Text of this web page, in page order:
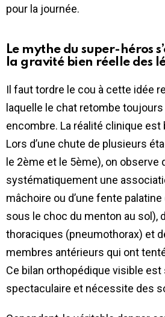
pour la journée.
Le mythe du super-héros
la gravité bien réelle des
Il faut tordre le cou à cette idée
laquelle le chat retombe
encombre. La réalité clinique est
Lors d’une chute de plusieurs
le 2ème et le 5ème), on observe
systématiquement une
mâchoire ou d’une fente palatine
sous le choc du menton au sol),
thoraciques (pneumothorax) et
membres antérieurs qui ont tenté
Ce bilan orthopédique visible
spectaculaire et nécessite des